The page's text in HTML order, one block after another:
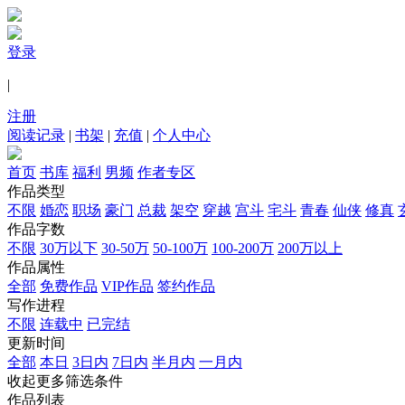
登录
|
注册
阅读记录 | 书架 | 充值 | 个人中心
首页 书库 福利 男频 作者专区
作品类型
不限 婚恋 职场 豪门 总裁 架空 穿越 宫斗 宅斗 青春 仙侠 修真
作品字数
不限 30万以下 30-50万 50-100万 100-200万 200万以上
作品属性
全部 免费作品 VIP作品 签约作品
写作进程
不限 连载中 已完结
更新时间
全部 本日 3日内 7日内 半月内 一月内
收起更多筛选条件
作品列表